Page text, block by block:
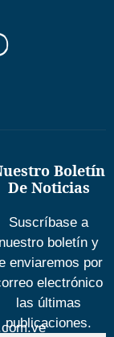
Boletín
De Noticias
Suscríbase a
nuestro boletín y
enviaremos por
electrónico
las últimas
publicaciones.